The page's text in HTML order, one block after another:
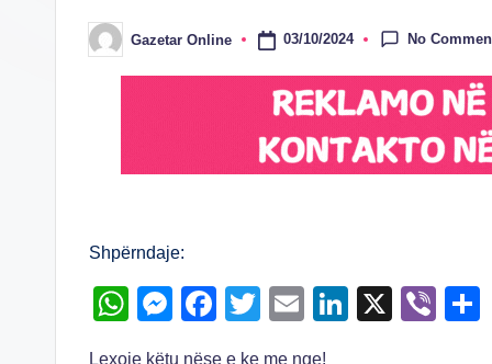
Posted
by
Gazetar Online 03/10/2024 No
Shpërndaje:
W
M
F
T
E
Li
X
Vi
Lexoje këtu nëse e ke me nge!